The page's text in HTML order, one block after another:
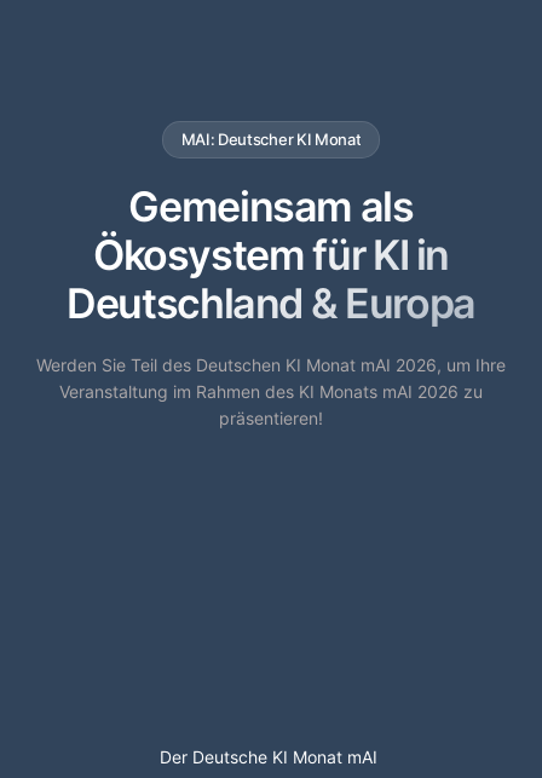
MAI: Deutscher KI Monat
Gemeinsam als
Ökosystem für KI in
Deutschland & Europa
Werden Sie Teil des Deutschen KI Monat mAI 2026, um Ihre
Veranstaltung im Rahmen des KI Monats mAI 2026 zu
präsentieren!
Der Deutsche KI Monat mAI